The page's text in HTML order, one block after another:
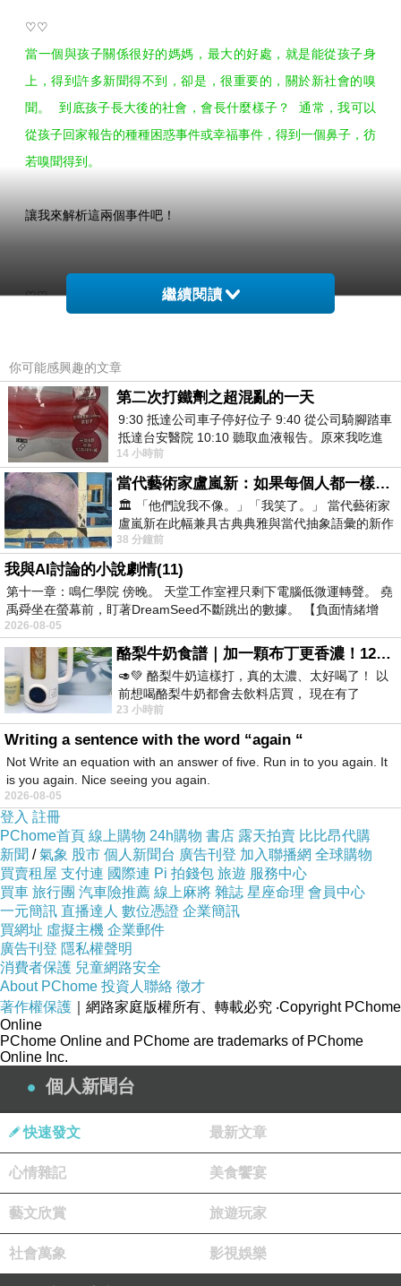
♡♡
當一個與孩子關係很好的媽媽，最大的好處，就是能從孩子身
上，得到許多新聞得不到，卻是，很重要的，關於新社會的嗅
聞。 到底孩子長大後的社會，會長什麼樣子？ 通常，我可以
從孩子回家報告的種種困惑事件或幸福事件，得到一個鼻子，彷
若嗅聞得到。
讓我來解析這兩個事件吧！
♡♡
＊ 因為我們是好朋友呀。
＊ 因為他請我吃糖。
＊ 因為他的哥哥我認識。（學生會代表選舉）
.... ，而，擴及整個學校，充斥在女兒班級，影響力最大的理由
就是：
＊ 因為他是男生呀。（或是，因為她是女生，跟我一樣。）
一年級的女兒對於這種現象，感到困惑不解，些微憤怒。
五年級的兒子對於這種現象，見怪不怪，不認同卻已經少了憤
怒。
而年紀雖很老了，每次聽，那種義憤填膺的小感慨，都還是會出
現在我胸口。
孩子們孩子氣，根據個人喜好，個人利益，私誼或性別立場來投
票，不是根據大我利益或更大的集體約定來投票，沒有被教好，
是我可以理解的。 然而，我所生存的成年社會，在投票，在種
種事情上，不也是這樣嗎？
這樣的性別立場，長大後，就變成派系、黨籍....
我們不問本質，不深思長遠的連鎖後果，不顧慮集體的承擔，我
們選擇，因為講義氣，因為一時衝動。
這幾年，我一直思考著在新時代的靈性觀之中，孩子們需要很多
的大我教養。
同樣地，
在地球母親垂危與蛻變關鍵，孩子們需要更多的綠色意
識與實踐經驗。
而在這裡，在各種權力結構與金錢利益完全聯盟的新社會，孩子
機。 並且，要有多大的安全感，才能堅持，更大的利益，以
及，善與公義。
寫到這裡，我的心跳加速，而眼眶含淚。
我似乎能看到，在新時代靈性的預言：光與愛會成為主要的力
量，的美好未來....
繼續閱讀
你可能感興趣的文章
第二次打鐵劑之超混亂的一天
9:30 抵達公司車子停好位子 9:40 從公司騎腳踏車
抵達台安醫院 10:10 聽取血液報告。原來我吃進
去的 B12 彌可保並非沒有吸收而是超
14 小時前
當代藝術家盧嵐新：如果每個人都一樣，這世界該有多無聊？
🏛️ 「他們說我不像。」「我笑了。」 當代藝術家
盧嵐新在此幅兼具古典典雅與當代抽象語彙的新作
中，以沈靜的藍色空間為背景，描繪了
38 分鐘前
我與AI討論的小說劇情(11)
第十一章：鳴仁學院 傍晚。 天堂工作室裡只剩下電腦低微運轉聲。 堯
禹舜坐在螢幕前，盯著DreamSeed不斷跳出的數據。 【負面情緒增
2026-08-05
酪梨牛奶食譜｜加一顆布丁更香濃！120秒完成飲料店級酪梨奶昔｜imami 旗艦豆漿機
🥑💚 酪梨牛奶這樣打，真的太濃、太好喝了！ 以
前想喝酪梨牛奶都會去飲料店買， 現在有了
imami 健康煮藝｜旗艦破壁智慧養生豆漿機，
23 小時前
Writing a sentence with the word “again “
Not Write an equation with an answer of five. Run in to you again. It
is you again. Nice seeing you again.
2026-08-05
登入 註冊
PChome首頁 線上購物 24h購物 書店 露天拍賣 比比昂代購
新聞 /氣象 股市 個人新聞台 廣告刊登 加入聯播網 全球購物
買賣租屋 支付連 國際連 Pi 拍錢包 旅遊 服務中心
買車 旅行團 汽車險推薦 線上麻將 雜誌 星座命理 會員中心
一元簡訊 直播達人 數位憑證 企業簡訊
買網址 虛擬主機 企業郵件
廣告刊登 隱私權聲明
消費者保護 兒童網路安全
About PChome 投資人聯絡 徵才
著作權保護 ｜網路家庭版權所有、轉載必究 ‧Copyright PChome
Online
PChome Online and PChome are trademarks of PChome
Online Inc.
個人新聞台
快速發文 最新文章
心情雜記 美食饗宴
藝文欣賞 旅遊玩家
社會萬象 影視娛樂